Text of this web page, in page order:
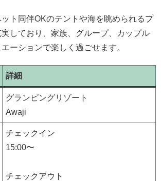
ト同伴OKのテントや海を眺められるプ
しており、家族、グループ、カップル
ーションで楽しく過ごせます。
詳細
グランピングリゾート
Awaji
チェックイン
15:00〜
チェックアウト